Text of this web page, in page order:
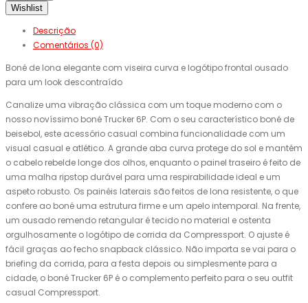
Wishlist
Descrição
Comentários (0)
Boné de lona elegante com viseira curva e logótipo frontal ousado
para um look descontraído
Canalize uma vibração clássica com um toque moderno com o
nosso novíssimo boné Trucker 6P. Com o seu característico boné de
beisebol, este acessório casual combina funcionalidade com um
visual casual e atlético. A grande aba curva protege do sol e mantém
o cabelo rebelde longe dos olhos, enquanto o painel traseiro é feito de
uma malha ripstop durável para uma respirabilidade ideal e um
aspeto robusto. Os painéis laterais são feitos de lona resistente, o que
confere ao boné uma estrutura firme e um apelo intemporal. Na frente,
um ousado remendo retangular é tecido no material e ostenta
orgulhosamente o logótipo de corrida da Compressport. O ajuste é
fácil graças ao fecho snapback clássico. Não importa se vai para o
briefing da corrida, para a festa depois ou simplesmente para a
cidade, o boné Trucker 6P é o complemento perfeito para o seu outfit
casual Compressport.